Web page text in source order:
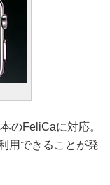
のFeliCaに対応。
用できることが発